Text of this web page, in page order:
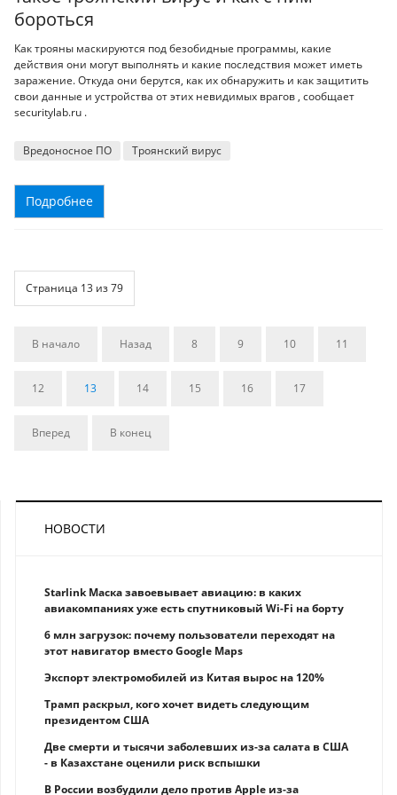
бороться
Как трояны маскируются под безобидные программы, какие
действия они могут выполнять и какие последствия может иметь
заражение. Откуда они берутся, как их обнаружить и как защитить
свои данные и устройства от этих невидимых врагов , сообщает
securitylab.ru .
Вредоносное ПО Троянский вирус
Подробнее
Страница 13 из 79
В начало Назад 8 9 10 11
12 13 14 15 16 17
Вперед В конец
НОВОСТИ
Starlink Маска завоевывает авиацию: в каких
авиакомпаниях уже есть спутниковый Wi-Fi на борту
6 млн загрузок: почему пользователи переходят на
этот навигатор вместо Google Maps
Экспорт электромобилей из Китая вырос на 120%
Трамп раскрыл, кого хочет видеть следующим
президентом США
Две смерти и тысячи заболевших из-за салата в США
- в Казахстане оценили риск вспышки
В России возбудили дело против Apple из-за